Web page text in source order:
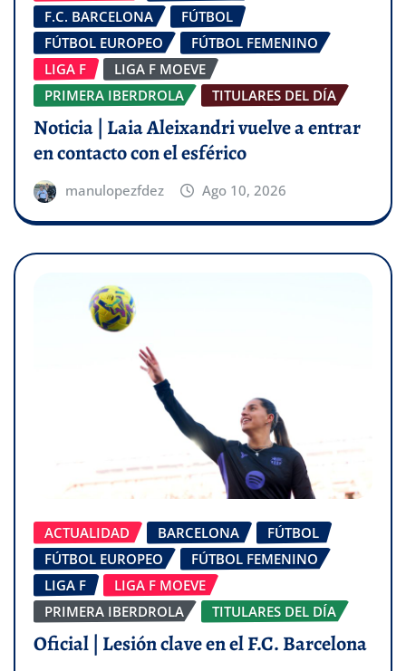
F.C. BARCELONA
FÚTBOL
FÚTBOL EUROPEO
FÚTBOL FEMENINO
LIGA F
LIGA F MOEVE
PRIMERA IBERDROLA
TITULARES DEL DÍA
Noticia | Laia Aleixandri vuelve a entrar
en contacto con el esférico
manulopezfdez Ago 10, 2026
ACTUALIDAD BARCELONA
FÚTBOL
FÚTBOL EUROPEO
FÚTBOL FEMENINO
LIGA F
LIGA F MOEVE
PRIMERA IBERDROLA
TITULARES DEL DÍA
Oficial | Lesión clave en el F.C. Barcelona